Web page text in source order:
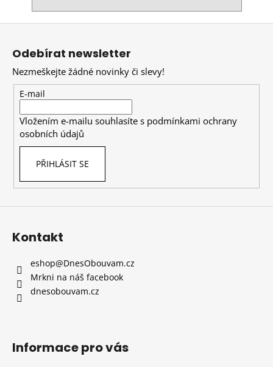
Z
Odebírat newsletter
Nezmeškejte žádné novinky či slevy!
E-mail
Vložením e-mailu souhlasíte s podmínkami ochrany
osobních údajů
PŘIHLÁSIT SE
Kontakt
eshop@DnesObouvam.cz
Mrkni na náš facebook
dnesobouvam.cz
Informace pro vás